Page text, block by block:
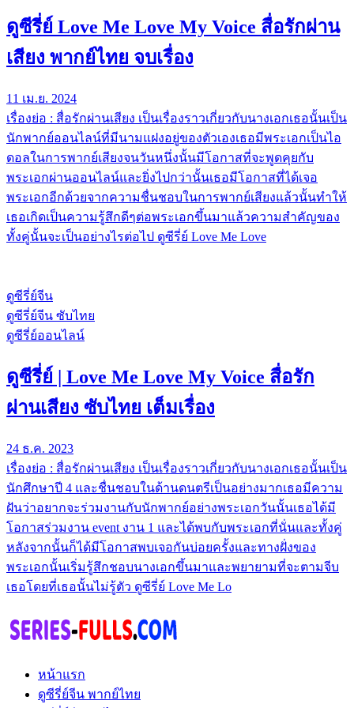
ดูซีรี่ย์ Love Me Love My Voice สื่อรักผ่าน
เสียง พากย์ไทย จบเรื่อง
11 เม.ย. 2024
เรื่องย่อ : สื่อรักผ่านเสียง เป็นเรื่องราวเกี่ยวกับนางเอกเธอนั้นเป็น
นักพากย์ออนไลน์ที่มีนามแฝงอยู่ของตัวเองเธอมีพระเอกเป็นไอ
ดอลในการพากย์เสียงจนวันหนึ่งนั้นมีโอกาสที่จะพูดคุยกับ
พระเอกผ่านออนไลน์และยิ่งไปกว่านั้นเธอมีโอกาสที่ได้เจอ
พระเอกอีกด้วยจากความชื่นชอบในการพากย์เสียงแล้วนั้นทำให้
เธอเกิดเป็นความรู้สึกดีๆต่อพระเอกขึ้นมาแล้วความสำคัญของ
ทั้งคู่นั้นจะเป็นอย่างไรต่อไป ดูซีรี่ย์ Love Me Love
ดูซีรี่ย์จีน
ดูซีรี่ย์จีน ซับไทย
ดูซีรี่ย์ออนไลน์
ดูซีรี่ย์ | Love Me Love My Voice สื่อรัก
ผ่านเสียง ซับไทย เต็มเรื่อง
24 ธ.ค. 2023
เรื่องย่อ : สื่อรักผ่านเสียง เป็นเรื่องราวเกี่ยวกับนางเอกเธอนั้นเป็น
นักศึกษาปี 4 และชื่นชอบในด้านดนตรีเป็นอย่างมากเธอมีความ
ฝันว่าอยากจะร่วมงานกับนักพากย์อย่างพระเอกวันนั้นเธอได้มี
โอกาสร่วมงาน event งาน 1 และได้พบกับพระเอกที่นั่นและทั้งคู่
หลังจากนั้นก็ได้มีโอกาสพบเจอกันบ่อยครั้งและทางฝั่งของ
พระเอกนั้นเริ่มรู้สึกชอบนางเอกขึ้นมาและพยายามที่จะตามจีบ
เธอโดยที่เธอนั้นไม่รู้ตัว ดูซีรี่ย์ Love Me Lo
หน้าแรก
ดูซีรี่ย์จีน พากย์ไทย